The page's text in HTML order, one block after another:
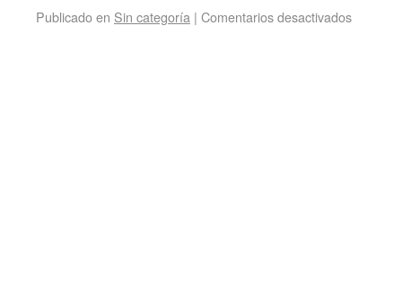
Publicado en Sin categoría | Comentarios desactivados